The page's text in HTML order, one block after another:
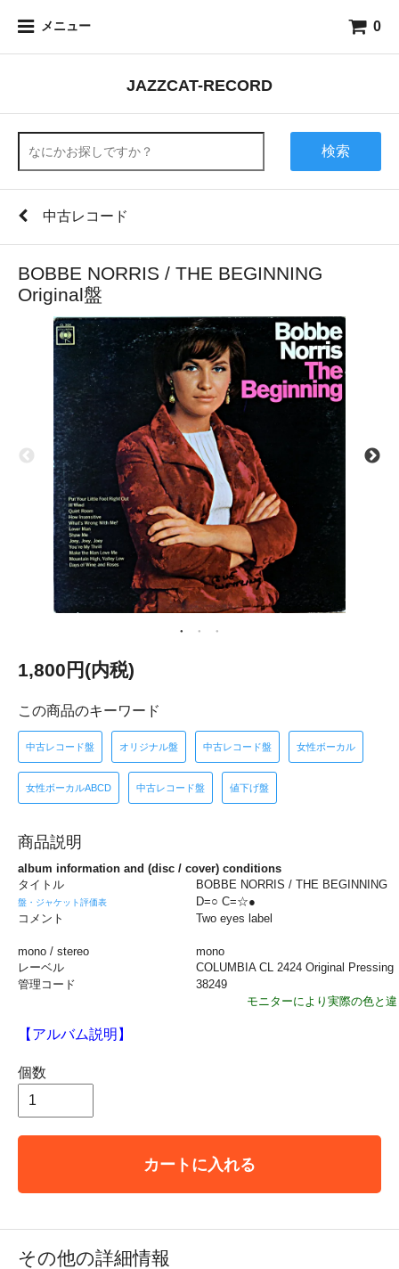
メニュー 0
JAZZCAT-RECORD
検索
中古レコード
BOBBE NORRIS / THE BEGINNING
Original盤
1,800円(内税)
この商品のキーワード
中古レコード盤 オリジナル盤 中古レコード盤 女性ボーカル
女性ボーカルABCD 中古レコード盤 値下げ盤
商品説明
album information and (disc / cover) conditions
タイトル
BOBBE NORRIS / THE BEGINNING
盤・ジャケット評価表
D=○ C=☆●
コメント
Two eyes label
mono / stereo
mono
レーベル
COLUMBIA CL 2424 Original Pressing
管理コード
38249
モニターにより実際の色と
【アルバム説明】
個数
カートに入れる
その他の詳細情報